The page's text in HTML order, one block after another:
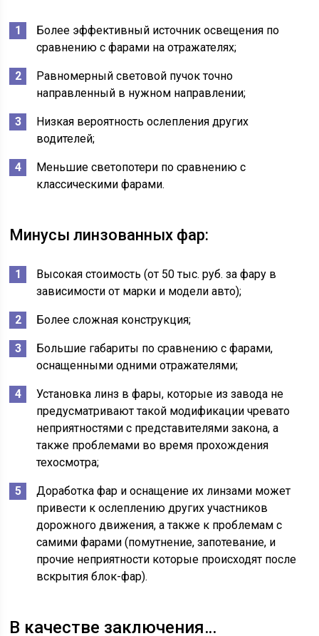
Более эффективный источник освещения по
сравнению с фарами на отражателях;
Равномерный световой пучок точно
направленный в нужном направлении;
Низкая вероятность ослепления других
водителей;
Меньшие светопотери по сравнению с
классическими фарами.
Минусы линзованных фар:
Высокая стоимость (от 50 тыс. руб. за фару в
зависимости от марки и модели авто);
Более сложная конструкция;
Большие габариты по сравнению с фарами,
оснащенными одними отражателями;
Установка линз в фары, которые из завода не
предусматривают такой модификации чревато
неприятностями с представителями закона, а
также проблемами во время прохождения
техосмотра;
Доработка фар и оснащение их линзами может
привести к ослеплению других участников
дорожного движения, а также к проблемам с
самими фарами (помутнение, запотевание, и
прочие неприятности которые происходят после
вскрытия блок-фар).
В качестве заключения…